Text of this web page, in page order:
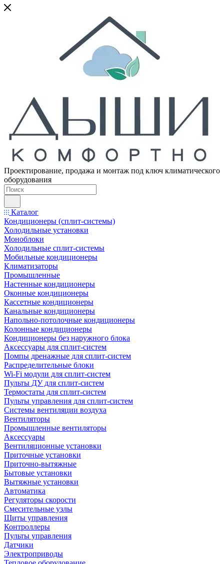
Проектирование, продажа и монтаж под ключ климатического
оборудования
Каталог
Кондиционеры (сплит-системы)
Холодильные установки
Моноблоки
Холодильные сплит-системы
Мобильные кондиционеры
Климатизаторы
Промышленные
Настенные кондиционеры
Оконные кондиционеры
Кассетные кондиционеры
Канальные кондиционеры
Напольно-потолочные кондиционеры
Колонные кондиционеры
Кондиционеры без наружного блока
Аксессуары для сплит-систем
Помпы дренажные для сплит-систем
Распределительные блоки
Wi-Fi модули для сплит-систем
Пульты ДУ для сплит-систем
Термостаты для сплит-систем
Пульты управления для сплит-систем
Системы вентиляции воздуха
Вентиляторы
Промышленные вентиляторы
Аксессуары
Вентиляционные установки
Приточные установки
Приточно-вытяжные
Бытовые установки
Вытяжные установки
Автоматика
Регуляторы скорости
Смесительные узлы
Щиты управления
Контроллеры
Пульты управления
Датчики
Электроприводы